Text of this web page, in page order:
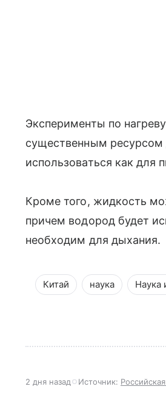
Эксперименты по
существенным ресурсом
использоваться как для
Кроме того, жидкость
причем водород будет
необходим для дыхания.
Китай наука Наука
2 дня назад Источник: